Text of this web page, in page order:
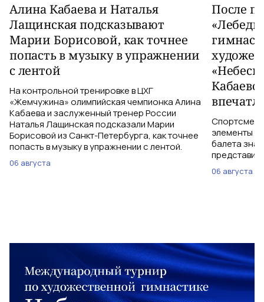
Алина Кабаева и Наталья
Лащинская подсказывают
Марии Борисовой, как точнее
попасть в музыку в упражнении
с лентой
На контрольной тренировке в ЦХГ
«Жемчужина» олимпийская чемпионка Алина
Кабаева и заслуженный тренер России
Наталья Лащинская подсказали Марии
Борисовой из Санкт-Петербурга, как точнее
попасть в музыку в упражнении с лентой.
06 августа
После
элементы
балета
06 августа